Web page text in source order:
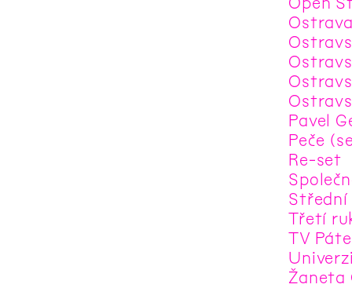
Pavel
Peče
Re-set
Střední
Třetí
TV
Žaneta